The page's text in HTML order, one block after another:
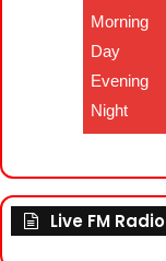
Morning
Day
Evening
Night
Live FM Radio